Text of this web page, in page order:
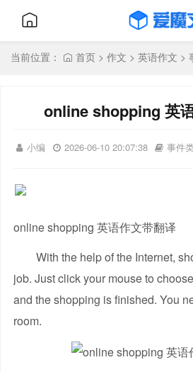
当前位置： 首页 > 作文 > 英语作文 >
online shopping 英
小编 2026-06-10 20:07:38 事件
online shopping 英语作文带翻译
With the help of the Internet,
job. Just click your mouse to
and the shopping is finished. You
room.